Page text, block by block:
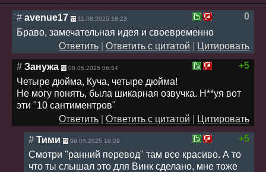
0
# avenue17 11.08.2025 18:23
Браво, замечательная идея и своевременно
Ответить
Ответить с цитатой
Цитировать
+5
# Занужа 08.05.2025 06:54
Четыре дюйма, Куча, четыре дюйма!
Не могу понять, была шикарная озвучка. Н**уя вот
эти "10 сантиментров"
Ответить
Ответить с цитатой
Цитировать
+5
# Тими 09.05.2025 19:29
Смотри "ранний перевод" там все красиво. А то
что ты слышал это для Винк сделано, мне тоже